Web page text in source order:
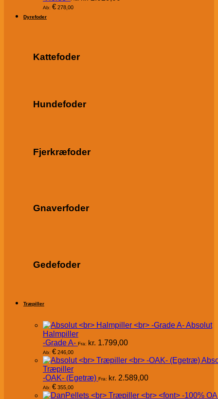
Ab: € 278,00
Dyrefoder
Kattefoder
Hundefoder
Fjerkræfoder
Gnaverfoder
Gedefoder
Træpiller
Absolut
Halmpiller
-Grade A- Fra: kr. 1.799,00
Ab: € 246,00
Træpiller
-OAK- (Egetræ) Fra: kr. 2.589,00
Ab: € 355,00